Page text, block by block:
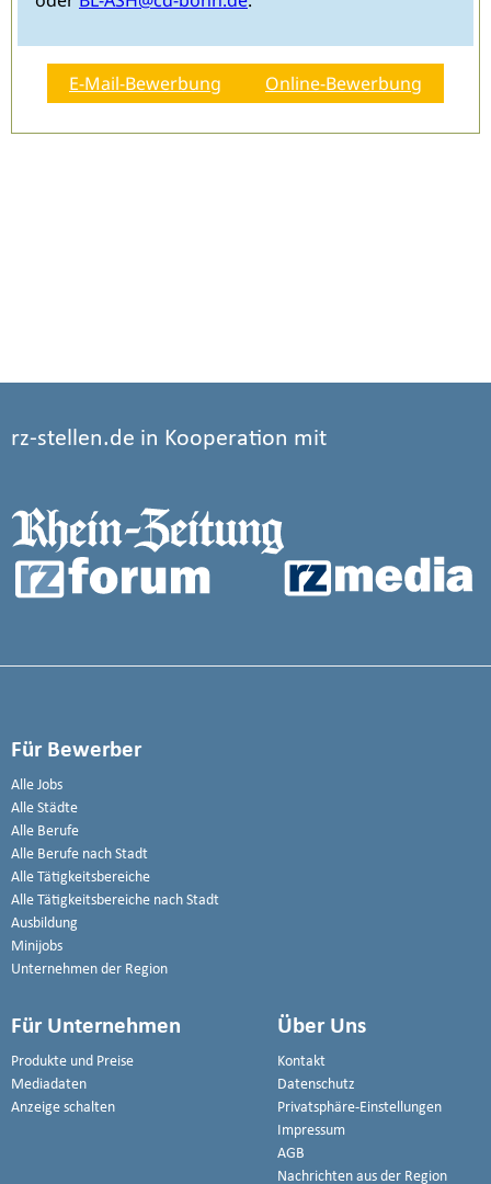
rz-stellen.de in Kooperation mit
Für Bewerber
Alle Jobs
Alle Städte
Alle Berufe
Alle Berufe nach Stadt
Alle Tätigkeitsbereiche
Alle Tätigkeitsbereiche nach Stadt
Ausbildung
Minijobs
Unternehmen der Region
Für Unternehmen
Produkte und Preise
Mediadaten
Anzeige schalten
Über Uns
Kontakt
Datenschutz
Privatsphäre-Einstellungen
Impressum
AGB
Nachrichten aus der Region